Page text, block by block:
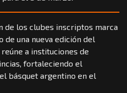
de los clubes inscriptos marca
de una nueva edición del
a instituciones de
fortaleciendo el
básquet argentino en el